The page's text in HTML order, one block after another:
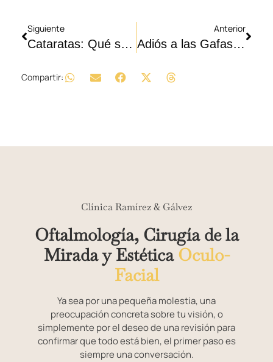
Siguiente
Cataratas: Qué son, los mitos que debes olvidar y cuándo es el momento de operar 👁️✨
Anterior
Adiós a las Gafas con Confianza: La seguridad de la Cirugía Láser moderna ✨
Compartir:
Clínica Ramírez & Gálvez
Oftalmología, Cirugía de la
Mirada y EstéticaOculo-
Facial
Ya sea por una pequeña molestia, una
preocupación concreta sobre tu visión, o
simplemente por el deseo de una revisión para
confirmar que todo está bien, el primer paso es
siempre una conversación.